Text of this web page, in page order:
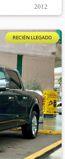
2012
RECIÉN LLEGADO